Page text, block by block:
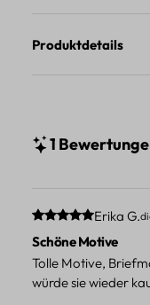
Produktdetails
1
Durchschnittliche
Erika G.
Schöne Motive
Tolle Motive,
würde sie wieder